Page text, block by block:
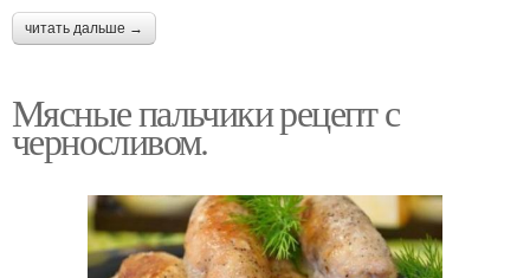
читать дальше →
Мясные пальчики рецепт с
черносливом.